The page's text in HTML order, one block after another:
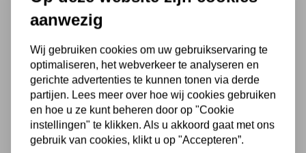
kiezen voor een pneumatische stiftslijper. Wij
hoe je een stiftslijper online kunt bestellen.
Waarvoor gebruik je een
pneumatische stiftslijper
aanwezig
Wij gebruiken cookies om uw gebruikservaring te
optimaliseren, het webverkeer te analyseren en
gerichte advertenties te kunnen tonen via derde
partijen. Lees meer over hoe wij cookies gebruiken
en hoe u ze kunt beheren door op "Cookie
instellingen" te klikken. Als u akkoord gaat met ons
gebruik van cookies, klikt u op "Accepteren”.